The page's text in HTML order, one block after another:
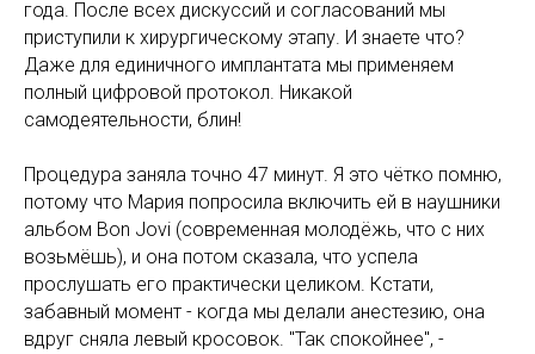
года. После всех дискуссий и согласований мы
приступили к хирургическому этапу. И знаете что?
Даже для единичного имплантата мы применяем
полный цифровой протокол. Никакой
самодеятельности, блин!
Процедура заняла точно 47 минут. Я это чётко помню,
потому что Мария попросила включить ей в наушники
альбом Bon Jovi (современная молодёжь, что с них
возьмёшь), и она потом сказала, что успела
прослушать его практически целиком. Кстати,
забавный момент - когда мы делали анестезию, она
вдруг сняла левый кросовок. "Так спокойнее", -